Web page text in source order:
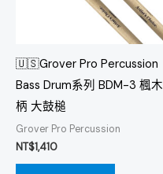
🇺🇸Grover Pro Percussion
Bass Drum系列 BDM-3 楓木
柄 大鼓槌
Grover Pro Percussion
NT$1,410